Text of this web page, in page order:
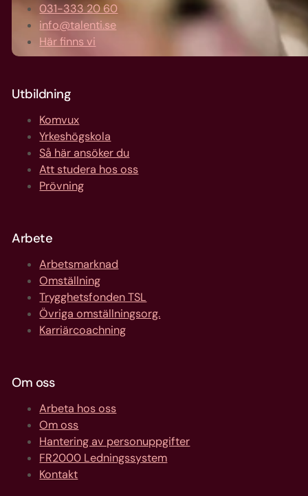
031-333 20 60
info@talenti.se
Här finns vi
Utbildning
Komvux
Yrkeshögskola
Så här ansöker du
Att studera hos oss
Prövning
Arbete
Arbetsmarknad
Omställning
Trygghetsfonden TSL
Övriga omställningsorg.
Karriärcoachning
Om oss
Arbeta hos oss
Om oss
Hantering av personuppgifter
FR2000 Ledningssystem
Kontakt